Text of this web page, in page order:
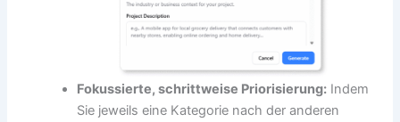
Fokussierte, schrittweise Priorisierung: Indem
Sie jeweils eine Kategorie nach der anderen